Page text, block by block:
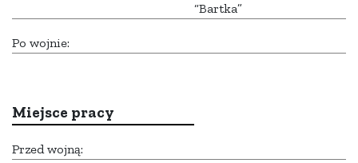
“Bartka”
Po wojnie:
Miejsce pracy
Przed wojną: